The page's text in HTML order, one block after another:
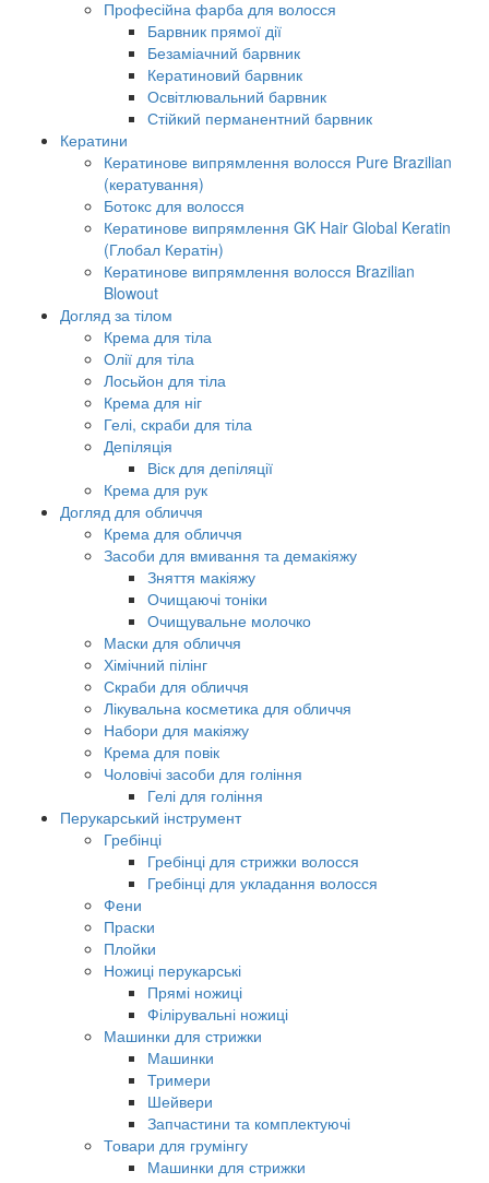
Професійна фарба для волосся
Барвник прямої дії
Безаміачний барвник
Кератиновий барвник
Освітлювальний барвник
Стійкий перманентний барвник
Кератини
Кератинове випрямлення волосся Pure Brazilian
(кератування)
Ботокс для волосся
Кератинове випрямлення GK Hair Global Keratin
(Глобал Кератін)
Кератинове випрямлення волосся Brazilian
Blowout
Догляд за тілом
Крема для тіла
Олії для тіла
Лосьйон для тіла
Крема для ніг
Гелі, скраби для тіла
Депіляція
Віск для депіляції
Крема для рук
Догляд для обличчя
Крема для обличчя
Засоби для вмивання та демакіяжу
Зняття макіяжу
Очищаючі тоніки
Очищувальне молочко
Маски для обличчя
Хімічний пілінг
Скраби для обличчя
Лікувальна косметика для обличчя
Набори для макіяжу
Крема для повік
Чоловічі засоби для гоління
Гелі для гоління
Перукарський інструмент
Гребінці
Гребінці для стрижки волосся
Гребінці для укладання волосся
Фени
Праски
Плойки
Ножиці перукарські
Прямі ножиці
Філірувальні ножиці
Машинки для стрижки
Машинки
Тримери
Шейвери
Запчастини та комплектуючі
Товари для грумінгу
Машинки для стрижки